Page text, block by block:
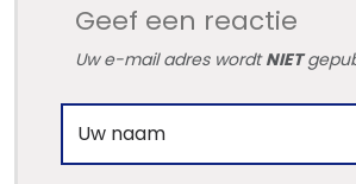
Geef een reactie
Uw e-mail adres wordtNIET